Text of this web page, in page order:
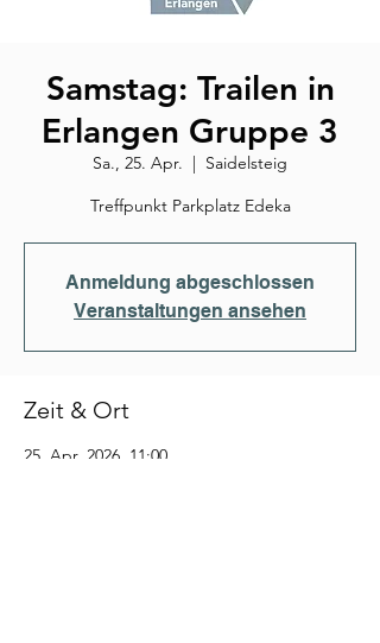
Samstag: Trailen in
Erlangen Gruppe 3
Sa., 25. Apr.
  |
Saidelsteig
Treffpunkt Parkplatz Edeka
Anmeldung abgeschlossen
Veranstaltungen ansehen
Zeit & Ort
25. Apr. 2026, 11:00